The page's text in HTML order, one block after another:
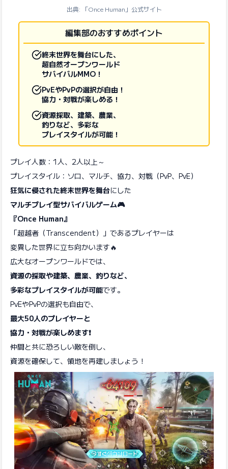
出典: 「Once Human」公式サイト
編集部のおすすめポイント
終末世界を舞台にした、
超自然オープンワールド
サバイバルMMO！
PvEやPvPの選択が自由！
協力・対戦が楽しめる！
資源採取、建築、農業、
釣りなど、多彩な
プレイスタイルが可能！
プレイ人数：1人、2人以上～
プレイスタイル：ソロ、マルチ、協力、対戦（PvP、PvE）
狂気に侵された終末世界を舞台にした
マルチプレイ型サバイバルゲーム🎮
『Once Human』
「超越者（Transcendent）」であるプレイヤーは
変異した世界に立ち向かいます🔥
広大なオープンワールドでは、
資源の採取や建築、農業、釣りなど、
多彩なプレイスタイルが可能です。
​PvEやPvPの選択も自由で、
最大50人のプレイヤーと
協力・対戦が楽しめます❗️
​仲間と共に恐ろしい敵を倒し、
資源を確保して、領地を再建しましょう！